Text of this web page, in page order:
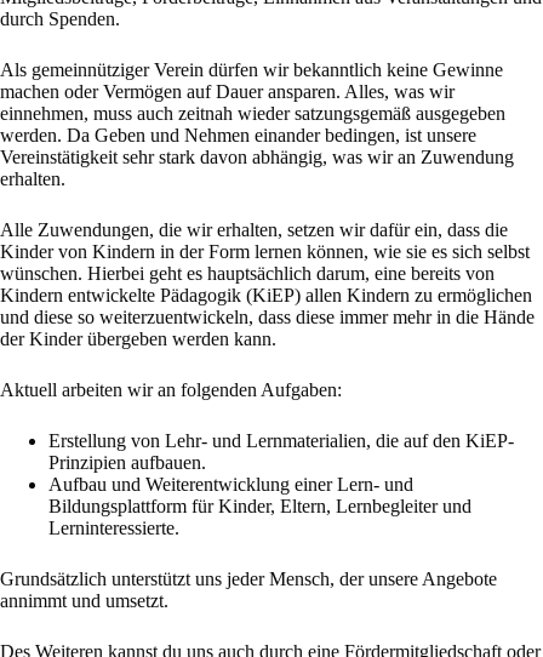
durch Spenden.
Als gemeinnütziger Verein dürfen wir bekanntlich keine Gewinne
machen oder Vermögen auf Dauer ansparen. Alles, was wir
einnehmen, muss auch zeitnah wieder satzungsgemäß ausgegeben
werden. Da Geben und Nehmen einander bedingen, ist unsere
Vereinstätigkeit sehr stark davon abhängig, was wir an Zuwendung
erhalten.
Alle Zuwendungen, die wir erhalten, setzen wir dafür ein, dass die
Kinder von Kindern in der Form lernen können, wie sie es sich selbst
wünschen. Hierbei geht es hauptsächlich darum, eine bereits von
Kindern entwickelte Pädagogik (KiEP) allen Kindern zu ermöglichen
und diese so weiterzuentwickeln, dass diese immer mehr in die Hände
der Kinder übergeben werden kann.
Aktuell arbeiten wir an folgenden Aufgaben:
Erstellung von Lehr- und Lernmaterialien, die auf den KiEP-
Prinzipien aufbauen.
Aufbau und Weiterentwicklung einer Lern- und
Bildungsplattform für Kinder, Eltern, Lernbegleiter und
Lerninteressierte.
Grundsätzlich unterstützt uns jeder Mensch, der unsere Angebote
annimmt und umsetzt.
Des Weiteren kannst du uns auch durch eine Fördermitgliedschaft oder